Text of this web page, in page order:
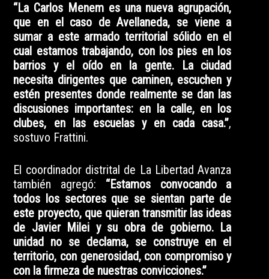
“La Carlos Menem es una nueva agrupación,
que en el caso de Avellaneda, se viene a
sumar a este armado territorial sólido en el
cual estamos trabajando, con los pies en los
barrios y el oído en la gente. La ciudad
necesita dirigentes que caminen, escuchen y
estén presentes donde realmente se dan las
discusiones importantes: en la calle, en los
clubes, en las escuelas y en cada casa.”,
sostuvo Frattini.
El coordinador distrital de La Libertad Avanza
también agregó: “Estamos convocando a
todos los sectores que se sientan parte de
este proyecto, que quieran transmitir las ideas
de Javier Milei y su obra de gobierno. La
unidad no se declama, se construye en el
territorio, con generosidad, con compromiso y
con la firmeza de nuestras convicciones.”